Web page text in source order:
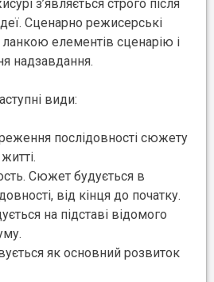
з’являється строго після
Сценарно режисерські
елементів сценарію і
надзавдання.
види:
послідовності сюжету
Сюжет будується в
від кінця до початку.
на підставі відомого
як основний розвиток